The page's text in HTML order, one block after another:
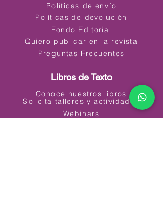
Políticas de envío
Políticas de devolución
Fondo Editorial
Quiero publicar en la revista
Preguntas Frecuentes
Libros de Texto
Conoce nuestros libros
Solicita talleres y actividades
Webinars